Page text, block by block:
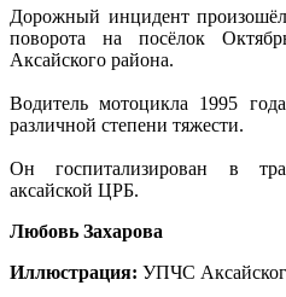
Дорожный инцидент
поворота на посёлок
Аксайского района.
Водитель мотоцикла 1995
различной степени тяжести.
Он госпитализирован в
аксайской ЦРБ.
Любовь Захарова
Иллюстрация: УПЧС